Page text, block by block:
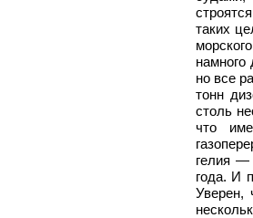
таких
но все
тонн
столь
что
гелия —
года. И
Уверен,